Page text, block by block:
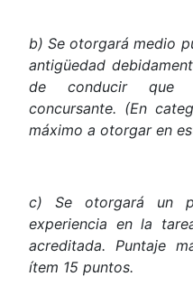
b) Se otorgará medio
antigüedad
de
conducir que
concursante. (En
máximo a otorgar en
c) Se otorgará un
experiencia en la
acreditada. Puntaje
ítem 15 puntos.